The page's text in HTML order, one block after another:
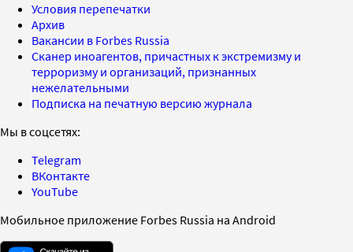
Условия перепечатки
Архив
Вакансии в Forbes Russia
Сканер иноагентов, причастных к экстремизму и
терроризму и организаций, признанных
нежелательными
Подписка на печатную версию журнала
Мы в соцсетях:
Telegram
ВКонтакте
YouTube
Мобильное приложение Forbes Russia на Android